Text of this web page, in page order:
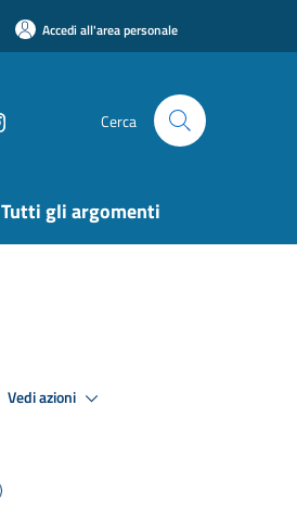
Accedi all'area personale
Cerca
Tutti gli argomenti
Vedi azioni